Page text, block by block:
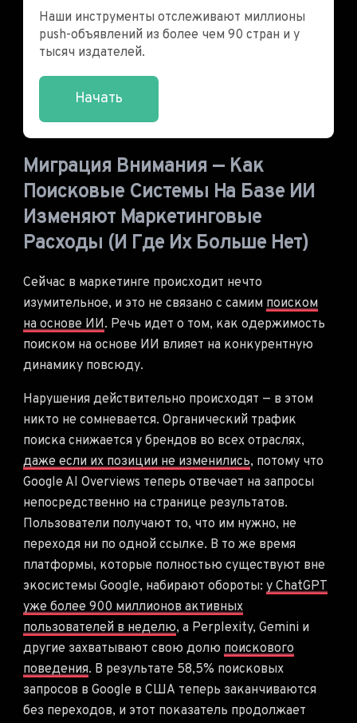
Наши инструменты отслеживают миллионы
push-объявлений из более чем 90 стран и у
тысяч издателей.
Начать
Миграция Внимания — Как
Поисковые Системы На Базе ИИ
Изменяют Маркетинговые
Расходы (и Где Их Больше Нет)
Сейчас в маркетинге происходит нечто
изумительное, и это не связано с самим поиском
на основе ИИ. Речь идет о том, как одержимость
поиском на основе ИИ влияет на конкурентную
динамику повсюду.
Нарушения действительно происходят — в этом
никто не сомневается. Органический трафик
поиска снижается у брендов во всех отраслях,
даже если их позиции не изменились, потому что
Google AI Overviews теперь отвечает на запросы
непосредственно на странице результатов.
Пользователи получают то, что им нужно, не
переходя ни по одной ссылке. В то же время
платформы, которые полностью существуют вне
экосистемы Google, набирают обороты: у ChatGPT
уже более 900 миллионов активных
пользователей в неделю, а Perplexity, Gemini и
другие захватывают свою долю поискового
поведения. В результате 58,5% поисковых
запросов в Google в США теперь заканчиваются
без переходов, и этот показатель продолжает